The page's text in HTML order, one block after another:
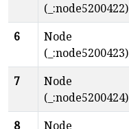
(_:node5200422)
6
Node
(_:node5200423)
7
Node
(_:node5200424)
8
Node